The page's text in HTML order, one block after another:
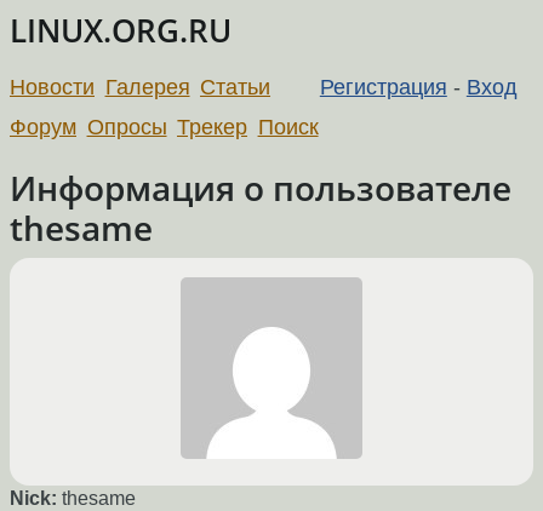
LINUX.ORG.RU
Регистрация - Вход
Новости Галерея Статьи
Форум Опросы Трекер Поиск
Информация о пользователе
thesame
Nick: thesame